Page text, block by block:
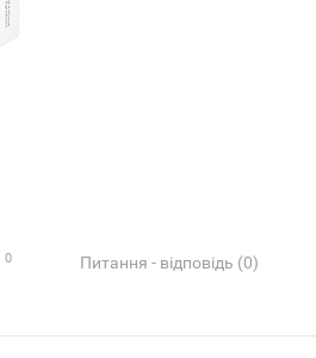
0 Питання - відповідь (0)